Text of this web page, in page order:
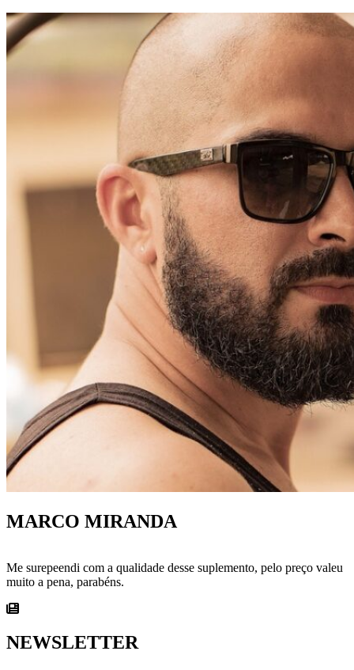
MARCO MIRANDA
Me surepeendi com a qualidade desse suplemento, pelo preço valeu
muito a pena, parabéns.
NEWSLETTER